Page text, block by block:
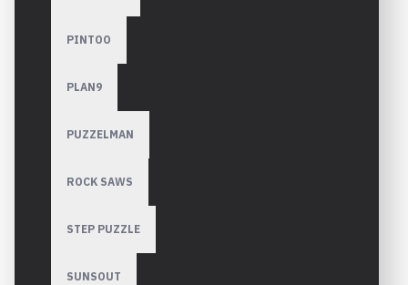
PINTOO
PLAN9
PUZZELMAN
ROCK SAWS
STEP PUZZLE
SUNSOUT